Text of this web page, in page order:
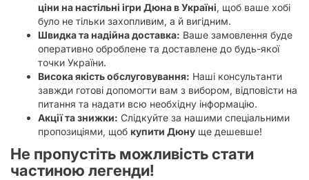
ціни на настільні ігри Дюна в Україні, щоб ваше хобі
було не тільки захопливим, а й вигідним.
Швидка та надійна доставка: Ваше замовлення буде
оперативно оброблене та доставлене до будь-якої
точки України.
Висока якість обслуговування: Наші консультанти
завжди готові допомогти вам з вибором, відповісти на
питання та надати всю необхідну інформацію.
Акції та знижки: Слідкуйте за нашими спеціальними
пропозиціями, щоб купити Дюну ще дешевше!
Не пропустіть можливість стати
частиною легенди!